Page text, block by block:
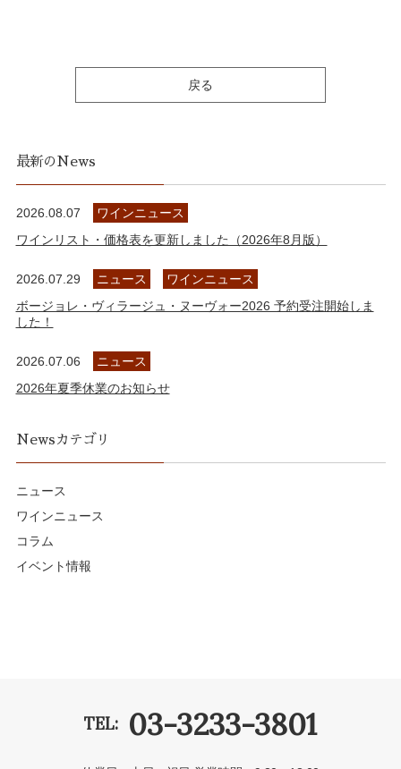
戻る
最新のNews
2026.08.07
ワインニュース
ワインリスト・価格表を更新しました（2026年8月版）
2026.07.29 ニュース
ワインニュース
ボージョレ・ヴィラージュ・ヌーヴォー2026 予約受注開始しま
した！
2026.07.06
ニュース
2026年夏季休業のお知らせ
Newsカテゴリ
ニュース
ワインニュース
コラム
イベント情報
TEL: 03-3233-3801